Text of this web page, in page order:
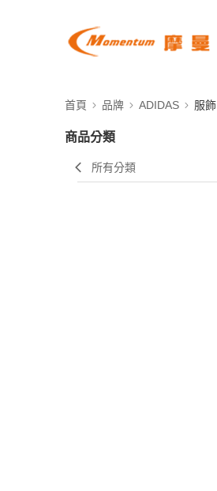
首頁 品牌 ADIDAS 服飾
商品分類
所有分類